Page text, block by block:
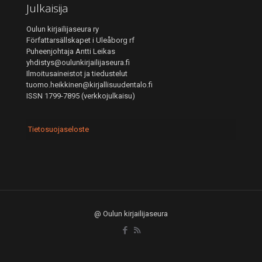
Julkaisija
Oulun kirjailijaseura ry
Författarsällskapet i Uleåborg rf
Puheenjohtaja Antti Leikas
yhdistys@oulunkirjailijaseura.fi
Ilmoitusaineistot ja tiedustelut
tuomo.heikkinen@kirjallisuudentalo.fi
ISSN 1799-7895 (verkkojulkaisu)
Tietosuojaseloste
@ Oulun kirjailijaseura